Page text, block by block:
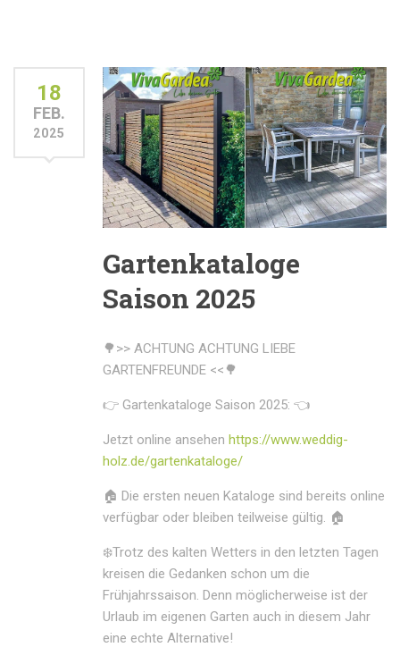
18
FEB.
2025
Gartenkataloge
Saison 2025
🌳>> ACHTUNG ACHTUNG LIEBE
GARTENFREUNDE <<🌳
👉 Gartenkataloge Saison 2025: 👈
Jetzt online ansehen https://www.weddig-
holz.de/gartenkataloge/
🏠 Die ersten neuen Kataloge sind bereits online
verfügbar oder bleiben teilweise gültig. 🏠
❄️Trotz des kalten Wetters in den letzten Tagen
kreisen die Gedanken schon um die
Frühjahrssaison. Denn möglicherweise ist der
Urlaub im eigenen Garten auch in diesem Jahr
eine echte Alternative!